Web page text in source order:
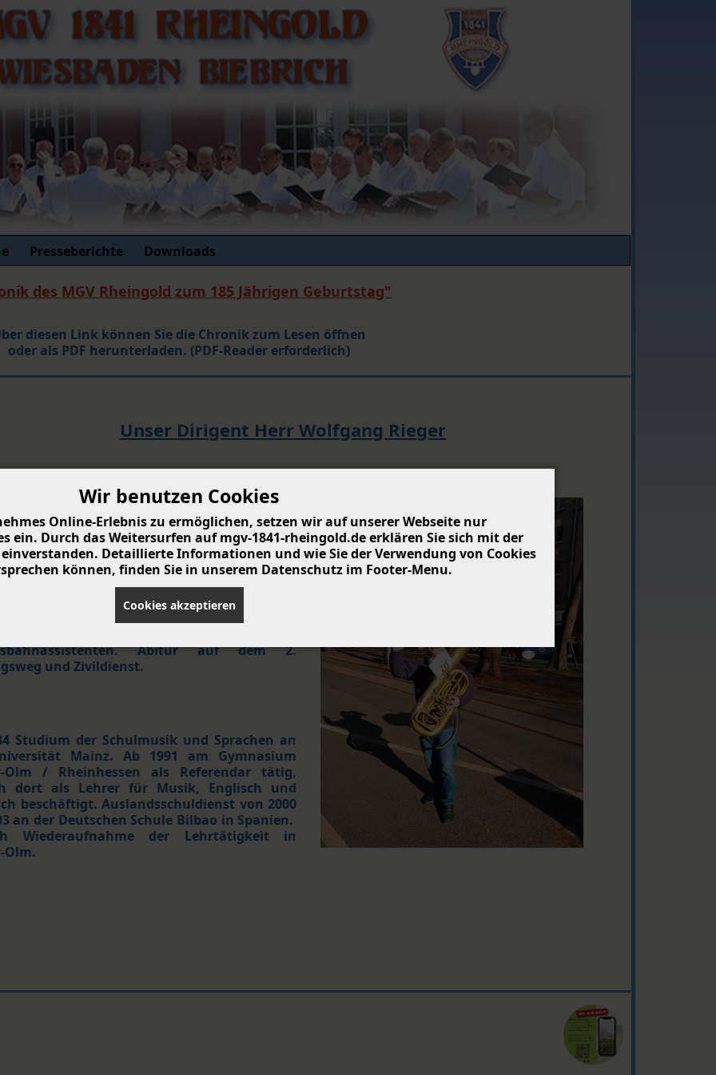
Presseberichte Downloads
des MGV Rheingold zum 185 Jährigen Geburtstag"
diesen Link können Sie die Chronik zum Lesen öffnen
oder als PDF herunterladen. (PDF-Reader erforderlich)
Unser Dirigent Herr Wolfgang Rieger
war bereits Dirigent des MGV 1841
Wiesbaden- Biebrich zwischen den
Jahren 1989 - 1998.
Abitur auf dem 2.
und Zivildienst.
Studium der Schulmusik und Sprachen an
Mainz. Ab 1991 am Gymnasium
Olm / Rheinhessen als Referendar tätig,
dort als Lehrer für Musik, Englisch und
beschäftigt. Auslandsschuldienst von 2000
an der Deutschen Schule Bilbao in Spanien.
Wiederaufnahme der Lehrtätigkeit in
Olm.
Wir benutzen Cookies
Online-Erlebnis zu ermöglichen, setzen wir auf unserer Webseite nur
ein. Durch das Weitersurfen auf mgv-1841-rheingold.de erklären Sie sich mit der
Detaillierte Informationen und wie Sie der Verwendung von Cookies
können, finden Sie in unserem Datenschutz im Footer-Menu.
Cookies akzeptieren